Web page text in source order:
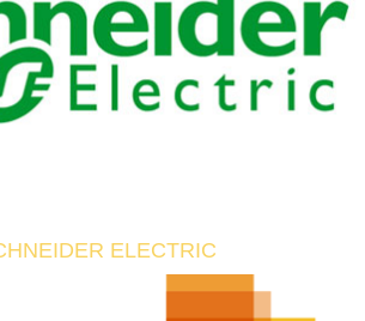
ELECTRIC